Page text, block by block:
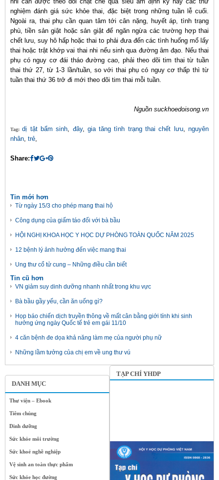
DANH MỤC
Thư viện – Ebook
Tiêm chủng
Dinh dưỡng
Sức khỏe môi trường
Sức khoẻ nghề nghiệp
Vệ sinh an toàn thực phẩm
Sức khỏe học đường
nghiệm đánh giá sức khỏe thai, đặc biệt trong những tuần lễ cuối.
Ngoài ra, thai phụ cần quan tâm tới cân nặng, huyết áp, tình trạng
phù, tiền sản giật hoặc sản giật để ngăn ngừa các trường hợp thai
chết lưu, suy hô hấp hoặc thai to phải đưa đến các tình huống mổ lấy
thai hoặc trật khớp vai thai nhi nếu sinh qua đường âm đạo. Nếu thai
phụ có nguy cơ đái tháo đường cao, phải theo dõi tim thai từ tuần
thai thứ 27, từ 1-3 lần/tuần, so với thai phụ có nguy cơ thấp thì từ
tuần thai thứ 36 trở đi mới theo dõi tim thai mỗi tuần.
Nguồn suckhoedoisong.vn
Tag:dị tật bẩm sinh, đây, gia tăng tình trạng thai chết lưu,nguyên
nhân, trẻ,
Share:
Tin mới hơn
Từ ngày 15/3 cho phép mang thai hộ
Công dụng của giấm táo đối với bà bầu
HỘI NGHỊ KHOA HỌC Y HỌC DỰ PHÒNG TOÀN QUỐC NĂM 2025
12 bệnh lý ảnh hưởng đến việc mang thai
Ung thư cổ tử cung – Những điều cần biết
Tin cũ hơn
VN giảm suy dinh dưỡng nhanh nhất trong khu vực
Bà bầu gầy yếu, cần ăn uống gì?
Họp báo chiến dịch truyền thông về mất cân bằng giới tính khi sinh
hưởng ứng ngày Quốc tế trẻ em gái 11/10
4 căn bệnh đe dọa khả năng làm mẹ của người phụ nữ
Những lầm tưởng của chị em về ung thư vú
TẠP CHÍ YHDP